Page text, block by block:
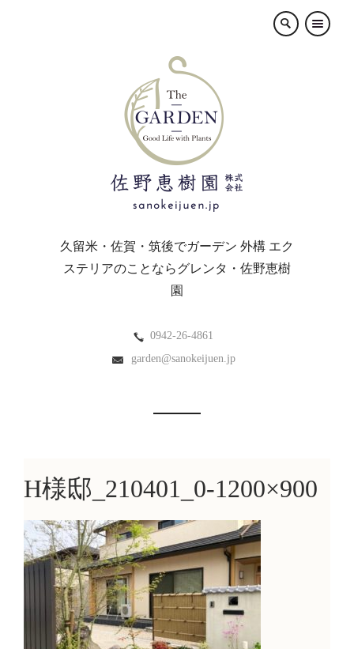
×
久留米・佐賀・筑後でガーデン 外構 エク
ステリアのことならグレンタ・佐野恵樹
園
0942-26-4861
garden@sanokeijuen.jp
H様邸_210401_0-1200×900